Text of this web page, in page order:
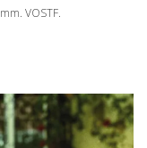
VOSTF.